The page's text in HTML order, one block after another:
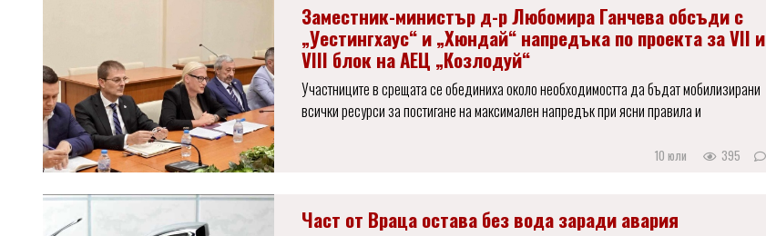
Заместник-министър д-р Любомира Ганчева обсъди с
„Уестингхаус“ и „Хюндай“ напредъка по проекта за VII и
VIII блок на АЕЦ „Козлодуй“
Участниците в срещата се обединиха около необходимостта да бъдат мобилизирани
всички ресурси за постигане на максимален напредък при ясни правила и
10 юли 395
Част от Враца остава без вода заради авария